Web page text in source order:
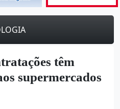
têm
supermercados